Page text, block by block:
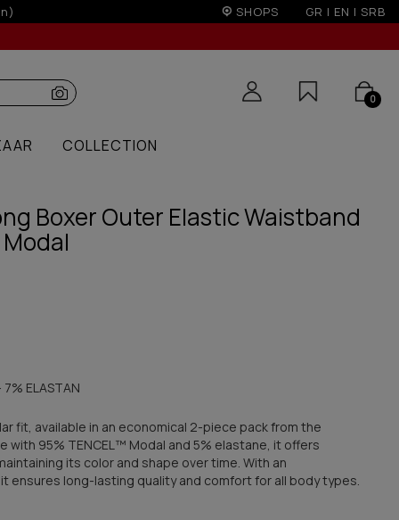
over 100€ SHOPS GR | EN | SRB
0
COLLECTION
Boxer Outer Elastic Waistband
ELASTAN
fit, available in an economical 2-piece pack from the
with 95% TENCEL™ Modal and 5% elastane, it offers
its color and shape over time. With an
ensures long-lasting quality and comfort for all body types.